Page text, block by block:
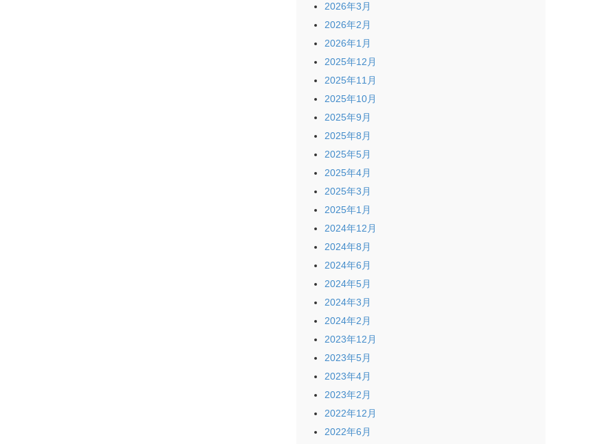
2026年3月
2026年2月
2026年1月
2025年12月
2025年11月
2025年10月
2025年9月
2025年8月
2025年5月
2025年4月
2025年3月
2025年1月
2024年12月
2024年8月
2024年6月
2024年5月
2024年3月
2024年2月
2023年12月
2023年5月
2023年4月
2023年2月
2022年12月
2022年6月